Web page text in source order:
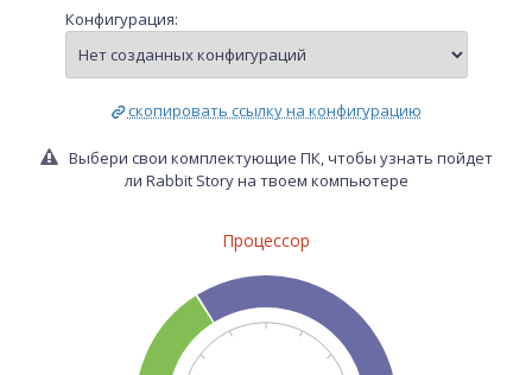
Конфигурация:
скопировать ссылку на конфигурацию
Выбери свои комплектующие ПК, чтобы узнать пойдет
ли Rabbit Story на твоем компьютере
Процессор